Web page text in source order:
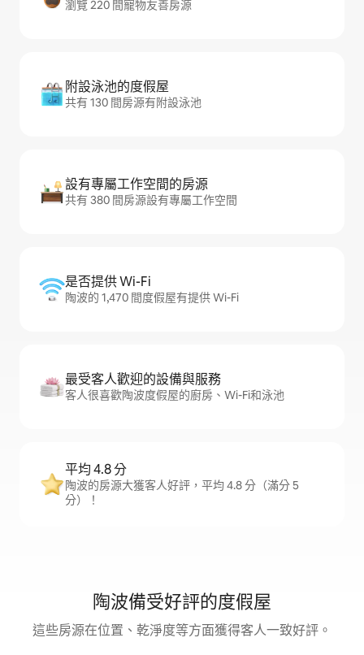
瀏覽 220 間寵物友善房源
附設泳池的度假屋
共有 130 間房源有附設泳池
設有專屬工作空間的房源
共有 380 間房源設有專屬工作空間
是否提供 Wi-Fi
陶波的 1,470 間度假屋有提供 Wi-Fi
最受客人歡迎的設備與服務
客人很喜歡陶波度假屋的廚房、Wi-Fi和泳池
平均 4.8 分
陶波的房源大獲客人好評，平均 4.8 分（滿分 5
分）！
陶波備受好評的度假屋
這些房源在位置、乾淨度等方面獲得客人一致好評。